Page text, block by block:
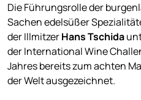
Die Führungsrolle der
Sachen edelsüßer
der IllmitzerHans Tschida
der International Wine
Jahres bereits zum achten
der Welt ausgezeichnet.